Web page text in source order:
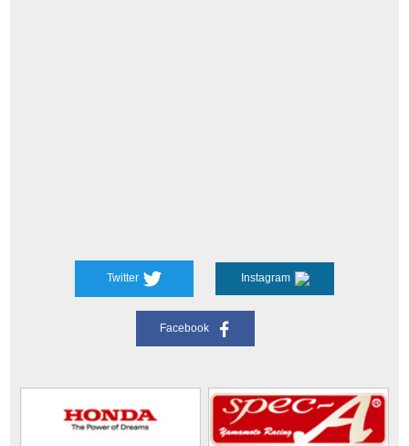
Twitter Instagram
Facebook